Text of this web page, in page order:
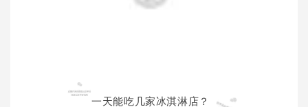
一天能吃几家冰淇淋店？